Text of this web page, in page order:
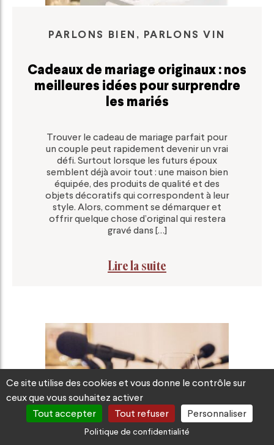
PARLONS BIEN, PARLONS VIN
Cadeaux de mariage originaux : nos
meilleures idées pour surprendre
les mariés
Trouver le cadeau de mariage parfait pour
un couple peut rapidement devenir un vrai
défi. Surtout lorsque les futurs époux
semblent déjà avoir tout : une maison bien
équipée, des produits de qualité et des
objets décoratifs qui correspondent à leur
style. Alors, comment se démarquer et
offrir quelque chose d’original qui restera
gravé dans […]
Lire la suite
Ce site utilise des cookies et vous donne le contrôle sur
ceux que vous souhaitez activer
Tout accepter
Tout refuser Personnaliser
Politique de confidentialité